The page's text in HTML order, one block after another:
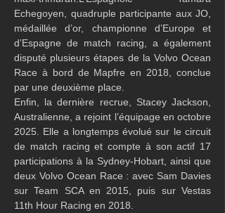
Echegoyen, quadruple participante aux JO,
médaillée d’or, championne d’Europe et
d’Espagne de match racing, a également
disputé plusieurs étapes de la Volvo Ocean
Race à bord de Mapfre en 2018, conclue
par une deuxième place.
Enfin, la dernière recrue, Stacey Jackson,
Australienne, a rejoint l’équipage en octobre
2025. Elle a longtemps évolué sur le circuit
de match racing et compte à son actif 17
participations à la Sydney-Hobart, ainsi que
deux Volvo Ocean Race : avec Sam Davies
sur Team SCA en 2015, puis sur Vestas
11th Hour Racing en 2018.